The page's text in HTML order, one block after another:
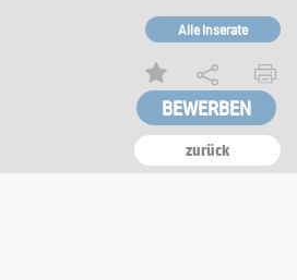
zurück
Alle Inserate